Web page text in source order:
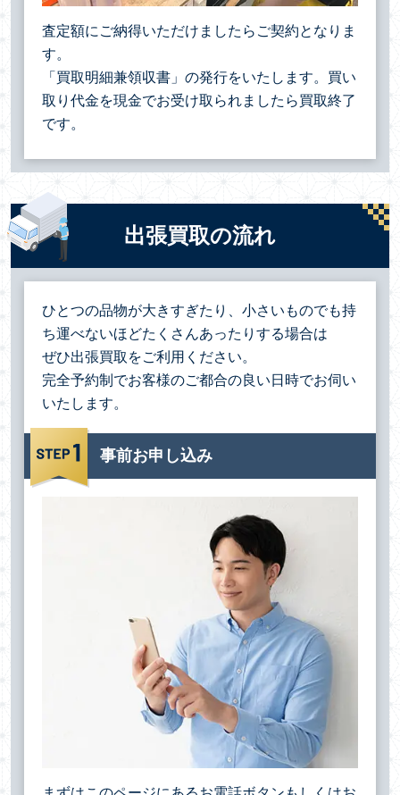
査定額にご納得いただけましたらご契約となりま
す。
「買取明細兼領収書」の発行をいたします。買い
取り代金を現金でお受け取られましたら買取終了
です。
出張買取の流れ
ひとつの品物が大きすぎたり、小さいものでも持
ち運べないほどたくさんあったりする場合は
ぜひ出張買取をご利用ください。
完全予約制でお客様のご都合の良い日時でお伺い
いたします。
事前お申し込み